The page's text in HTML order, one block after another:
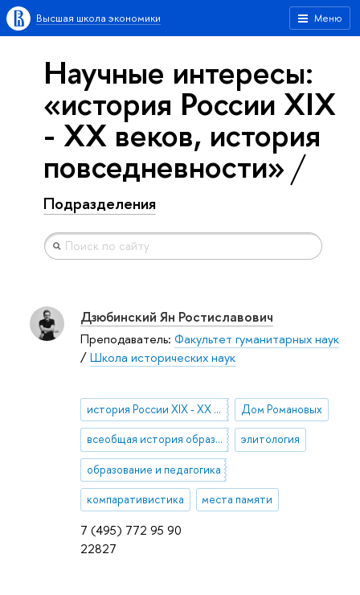
Меню
Высшая школа экономики
Научные интересы:
«история России XIX
- ХХ веков, история
повседневности»
Подразделения
7 (495) 772 95 90
22827
Дзюбинский Ян Ростиславович
Преподаватель: Факультет гуманитарных наук
/Школа исторических наук
история России XIX - ХХ веков, история повседневности Дом Романовых
всеобщая история образования и педагогической мысли элитология
образование и педагогика
компаративистика места памяти